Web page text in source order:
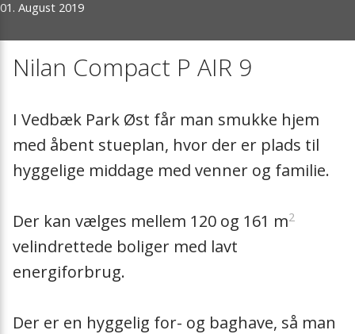
Reinraumgeräte
Filter
Absperrklappen
Lösungen
Effiziente Energierenovierung
Schulungen
Meilensteine
Mitgliedschaften
Presse
01. August 2019
Nilan Compact P AIR 9
I Vedbæk Park Øst får man smukke hjem
med åbent stueplan, hvor der er plads til
hyggelige middage med venner og familie.
Der kan vælges mellem 120 og 161 m2
velindrettede boliger med lavt
energiforbrug.
Der er en hyggelig for- og baghave, så man